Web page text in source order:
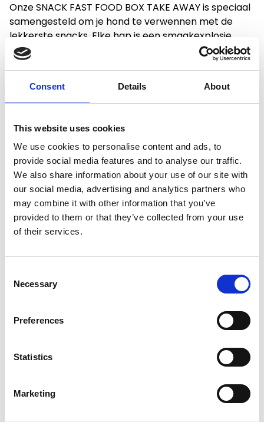
Consent Details About
This website uses cookies
We use cookies to personalise content and ads, to
provide social media features and to analyse our traffic.
We also share information about your use of our site with
our social media, advertising and analytics partners who
may combine it with other information that you’ve
provided to them or that they’ve collected from your use
of their services.
Selection
Necessary
Preferences
Statistics
Marketing
Onze SNACK FAST FOOD BOX TAKE AWAY is speciaal
samengesteld om je hond te verwennen met de
lekkerste snacks. Elke hap is een smaakexplosie
zonder schadelijke toevoegingen. Perfect voor een
speciale gelegenheid of gewoon om je trouwe vriend
Geef je hond het beste met onze Fast Food Box en
zie zijn ogen glinsteren van geluk!
Bestel nu en verwen je hond met de
ultieme smaakervaring!
Productspecificaties
Artikelcode
Merk: